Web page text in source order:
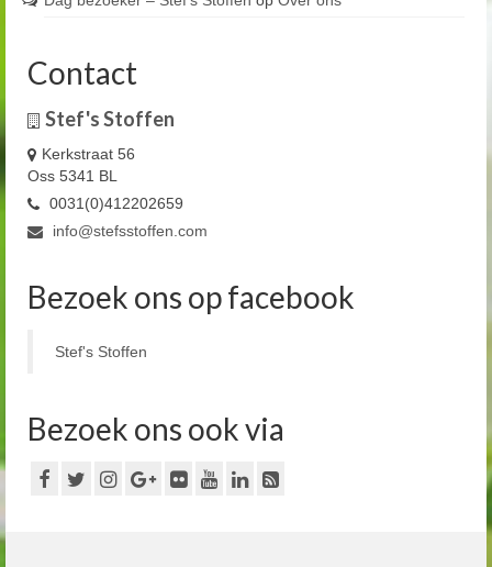
Contact
Stef's Stoffen
Kerkstraat 56
Oss 5341 BL
0031(0)412202659
info@stefsstoffen.com
Bezoek ons op facebook
Stef's Stoffen
Bezoek ons ook via